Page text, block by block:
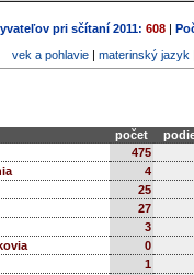
pri sčítaní 2011: 608 |
vek a pohlavie| materinský jazyk
počet
475
4
25
27
3
0
1